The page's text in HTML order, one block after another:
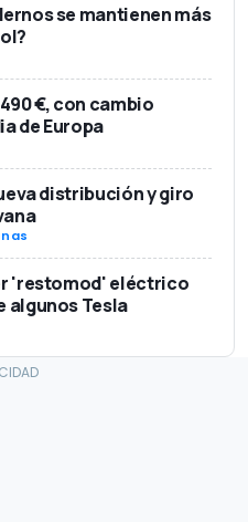
se mantienen más
€, con cambio
de Europa
distribución y giro
'restomod' eléctrico
algunos Tesla